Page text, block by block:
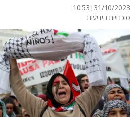
31/10/2023
|
10:53
סוכנויות הידיעות